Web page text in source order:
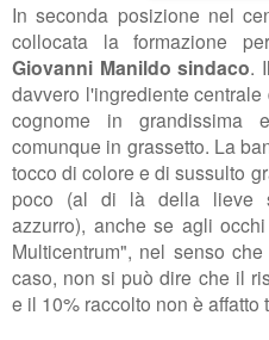
In seconda posizione nel
collocata la formazione
Giovanni Manildo sindaco.
davvero l'ingrediente
cognome in
comunque in grassetto. La
tocco di colore e di sussulto
poco (al di là della lieve
azzurro), anche se agli
Multicentrum", nel senso
caso, non si può dire che il
e il 10% raccolto non è affatto